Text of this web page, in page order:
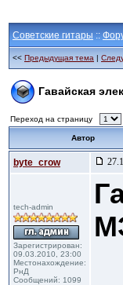
Советские гитары ::
<< Предыдущая тема |
Гавайская
Переход на страницу
Автор
byte_crow
tech-admin
Зарегистрирован:
09.03.2010, 23:00
Местонахождение:
РнД
Сообщений: 1099